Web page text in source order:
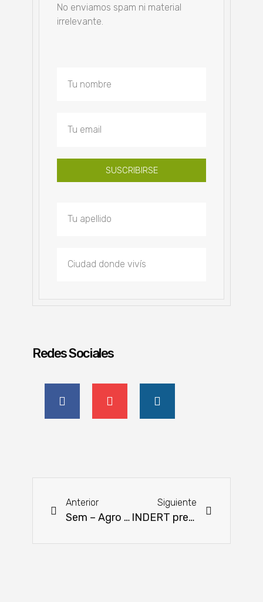
No enviamos spam ni material
irrelevante.
SUSCRIBIRSE
Redes Sociales
Anterior
Sem – Agro invita a una clase magistral sobre decoración de tortas en la Expo MRA
Siguiente
INDERT presentó balance de gestión en la Expo 2023 de MRA